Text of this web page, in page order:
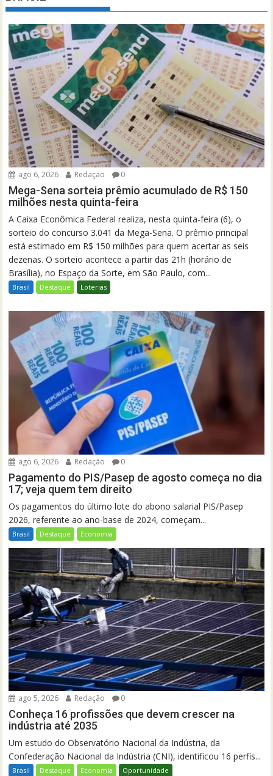
ago 6, 2026 Redação 0
Mega-Sena sorteia prêmio acumulado de R$ 150
milhões nesta quinta-feira
A Caixa Econômica Federal realiza, nesta quinta-feira (6), o
sorteio do concurso 3.041 da Mega-Sena. O prêmio principal
está estimado em R$ 150 milhões para quem acertar as seis
dezenas. O sorteio acontece a partir das 21h (horário de
Brasília), no Espaço da Sorte, em São Paulo, com...
Brasil Destaque Loterias
ago 6, 2026 Redação 0
Pagamento do PIS/Pasep de agosto começa no dia
17; veja quem tem direito
Os pagamentos do último lote do abono salarial PIS/Pasep
2026, referente ao ano-base de 2024, começam...
Brasil Destaque Economia
ago 5, 2026 Redação 0
Conheça 16 profissões que devem crescer na
indústria até 2035
Um estudo do Observatório Nacional da Indústria, da
Confederação Nacional da Indústria (CNI), identificou 16 perfis...
Brasil Destaque Economia Oportunidade